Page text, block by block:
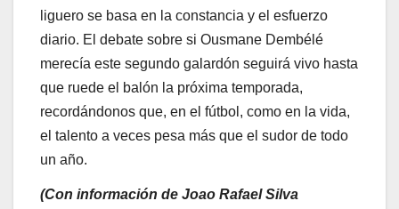
liguero se basa en la constancia y el esfuerzo
diario. El debate sobre si Ousmane Dembélé
merecía este segundo galardón seguirá vivo hasta
que ruede el balón la próxima temporada,
recordándonos que, en el fútbol, como en la vida,
el talento a veces pesa más que el sudor de todo
un año.
(Con información de Joao Rafael Silva